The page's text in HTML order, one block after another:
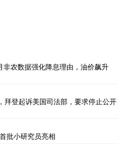
农数据强化降息理由，油价飙升
拜登起诉美国司法部，要求停止公开
批小研究员亮相